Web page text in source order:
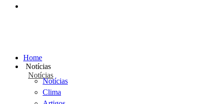
Home
Notícias
Notícias
Notícias
Clima